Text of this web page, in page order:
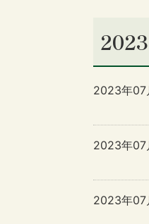
2023年07
2023年07
2023年07